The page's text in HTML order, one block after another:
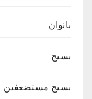
بانوان
بسیج
بسیج مستضعفین